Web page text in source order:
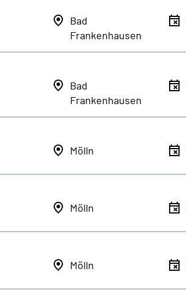
Bad
Frankenhausen
Bad
Frankenhausen
Mölln
Mölln
Mölln